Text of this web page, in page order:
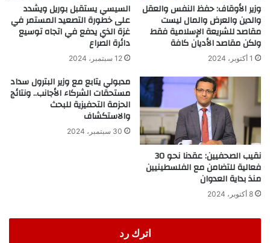
وزير الأوقاف: حفظ النفس والعقل
والدين والعرض والمال ليست
مقاصد للشريعة الإسلامية فقط
ولكن مقاصد الأديان كافة
1 أكتوبر، 2024
السيسي يستقبل بوريل ويشدد
على خطورة التصعيد المستمر في
غزة الذي يدفع في اتجاه توسيع
دائرة الصراع
12 سبتمبر، 2024
نقيب الصحفيين: عقدنا نحو 30
فعالية للتضامن مع الفلسطينيين
منذ بداية العدوان
8 أكتوبر، 2024
مدبولي يتابع مع وزير البترول سداد
مستحقات الشركاء الأجانب.. ونتائج
الحزمة التحفيزية للبحث
والاستكشاف
30 سبتمبر، 2024
اترك رد